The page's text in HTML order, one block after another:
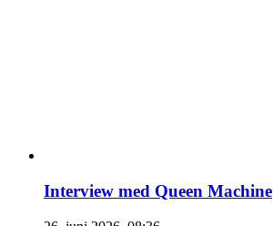
Interview med Queen Machine